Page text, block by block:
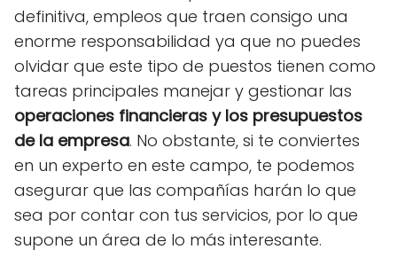
definitiva, empleos que traen consigo una
enorme responsabilidad ya que no puedes
olvidar que este tipo de puestos tienen como
tareas principales manejar y gestionar las
operaciones financieras y los presupuestos
de la empresa. No obstante, si te conviertes
en un experto en este campo, te podemos
asegurar que las compañías harán lo que
sea por contar con tus servicios, por lo que
supone un área de lo más interesante.